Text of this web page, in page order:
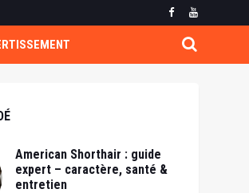
American Shorthair : guide
expert – caractère, santé &
entretien